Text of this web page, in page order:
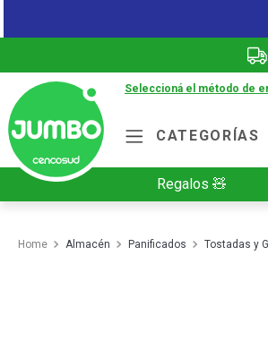
Seleccioná el método de
CATEGORÍAS
Regalos 🧸
Almacén Panificados Tostadas y
2.